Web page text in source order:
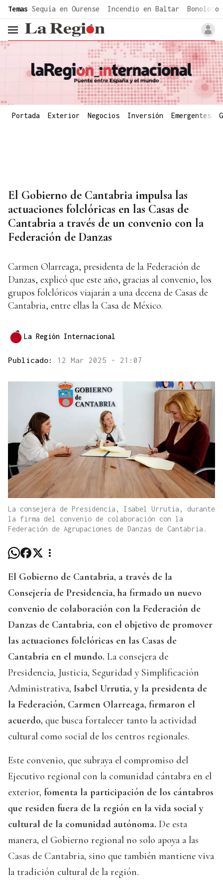
common.go-to-content
Temas Sequía en Ourense Incendio en Baltar Bonoloto
header.menu.open
Portada Exterior Negocios Inversión Emergentes
El Gobierno de Cantabria impulsa las
actuaciones folclóricas en las Casas de
Cantabria a través de un convenio con la
Federación de Danzas
Carmen Olarreaga, presidenta de la Federación de
Danzas, explicó que este año, gracias al convenio, los
grupos folclóricos viajarán a una decena de Casas de
Cantabria, entre ellas la Casa de México.
La Región Internacional
Publicado: 12 Mar 2025 - 21:07
La consejera de Presidencia, Isabel Urrutia, durante
la firma del convenio de colaboración con la
Federación de Agrupaciones de Danzas de Cantabria.
El Gobierno de Cantabria, a través de la
Consejería de Presidencia, ha firmado un nuevo
convenio de colaboración con la Federación de
Danzas de Cantabria, con el objetivo de promover
las actuaciones folclóricas en las Casas de
Cantabria en el mundo. La consejera de
Presidencia, Justicia, Seguridad y Simplificación
Administrativa, Isabel Urrutia, y la presidenta de
la Federación, Carmen Olarreaga, firmaron el
acuerdo, que busca fortalecer tanto la actividad
cultural como social de los centros regionales.
Este convenio, que subraya el compromiso del
Ejecutivo regional con la comunidad cántabra en el
exterior, fomenta la participación de los cántabros
que residen fuera de la región en la vida social y
cultural de la comunidad autónoma. De esta
manera, el Gobierno regional no solo apoya a las
Casas de Cantabria, sino que también mantiene viva
la tradición cultural de la región.